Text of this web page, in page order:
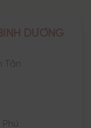
DƯƠNG
Tân